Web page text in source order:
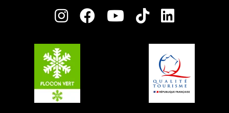
Charte des Acteurs Engagés
Plagne Villages
Plagne Aime 2000